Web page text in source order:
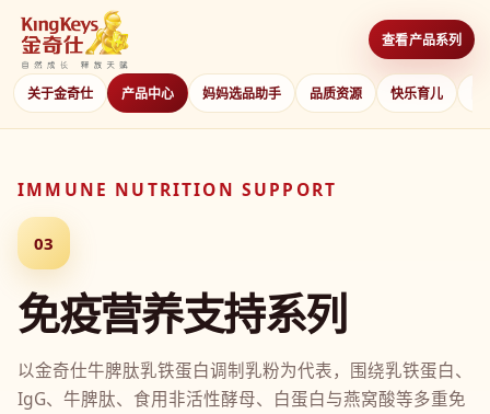
关于金奇仕 产品中心 妈妈选品助手 品质资源 快乐育儿
查看产品系列
IMMUNE NUTRITION SUPPORT
03
免疫营养支持系列
以金奇仕牛脾肽乳铁蛋白调制乳粉为代表，围绕乳铁蛋白、
IgG、牛脾肽、食用非活性酵母、白蛋白与燕窝酸等多重免